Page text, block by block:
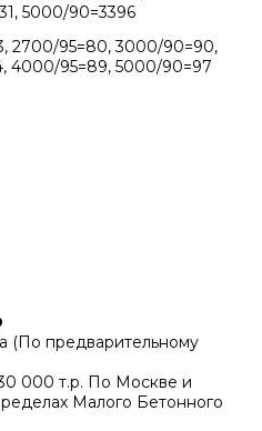
5000/90=3396
2700/95=80, 3000/90=90,
4000/95=89, 5000/90=97
(По предварительному
000 т.р. По Москве и
Малого Бетонного